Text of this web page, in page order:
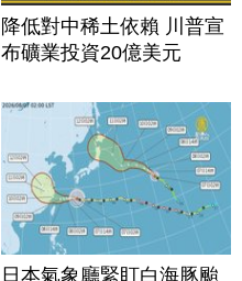
降低對中稀土依賴 川普宣
布礦業投資20億美元
日本氣象廳緊盯白海豚颱